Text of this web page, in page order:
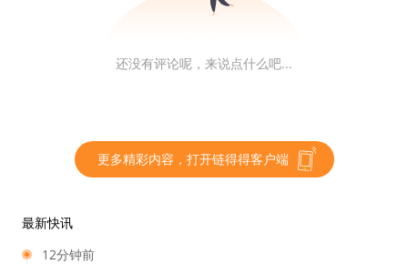
着一系列生产性和非生产性资产进行再投资。例如，运行
络的矿工，并允许比特币在各方之间直接转移以用于各种
在以太坊网络中，代币主要是通过可替代的ERC20标准发
行；商品主要借助不可替代ERC721 标准发行，这些通过
除了作为互联网原生代币的一种形式，ERC20 代币的可
还没有评论呢，来说点什么吧...
更多精彩内容，打开链得得客户端
最新快讯
12分钟前